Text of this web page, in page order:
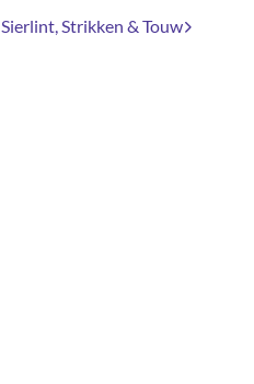
Sierlint, Strikken & Touw